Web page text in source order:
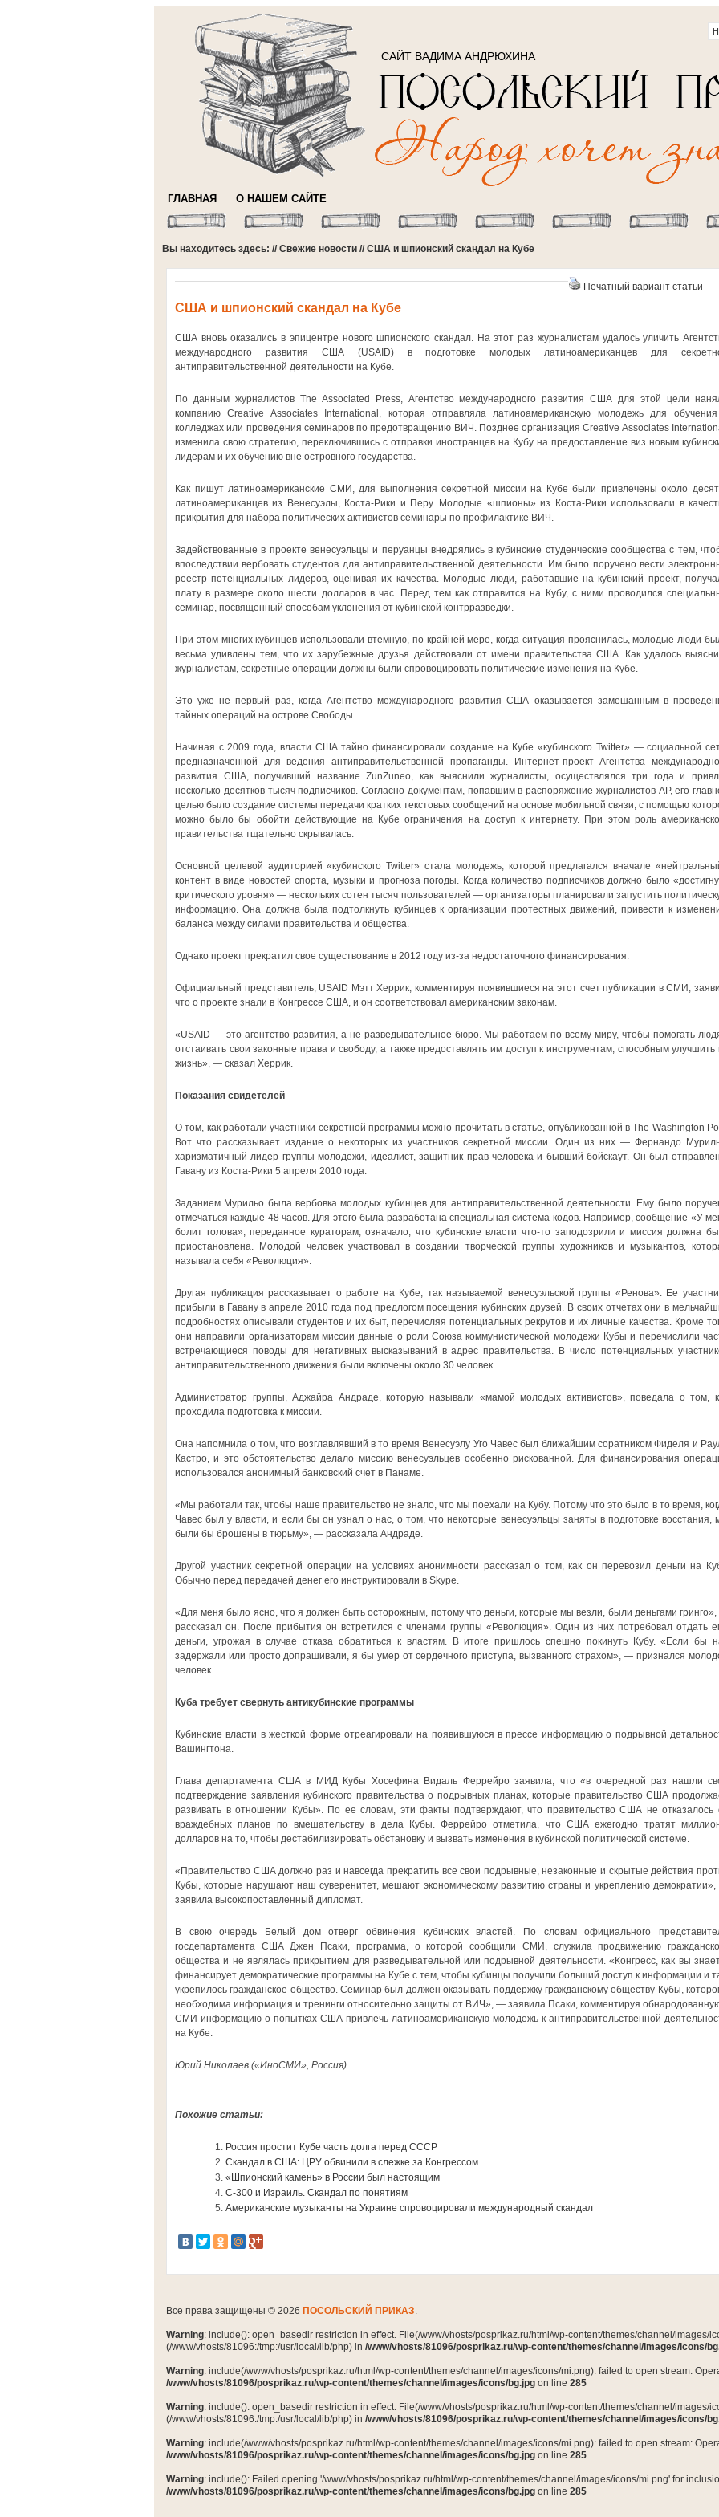
САЙТ ВАДИМА АНДРЮХИНА
ГЛАВНАЯ О НАШЕМ САЙТЕ
Вы находитесь здесь: //Свежие новости // США и шпионский скандал на Кубе
Печатный вариант статьи
США и шпионский скандал на Кубе
США вновь оказались в эпицентре нового шпионского скандал. На этот раз журналистам удалось уличить
международного развития США (USAID) в подготовке молодых латиноамериканцев для
антиправительственной деятельности на Кубе.
По данным журналистов The Associated Press, Агентство международного развития США для этой цели
компанию Creative Associates International, которая отправляла латиноамериканскую молодежь для
колледжах или проведения семинаров по предотвращению ВИЧ. Позднее организация Creative Associates
изменила свою стратегию, переключившись с отправки иностранцев на Кубу на предоставление виз новым
лидерам и их обучению вне островного государства.
Как пишут латиноамериканские СМИ, для выполнения секретной миссии на Кубе были привлечены около
латиноамериканцев из Венесуэлы, Коста-Рики и Перу. Молодые «шпионы» из Коста-Рики использовали в
прикрытия для набора политических активистов семинары по профилактике ВИЧ.
Задействованные в проекте венесуэльцы и перуанцы внедрялись в кубинские студенческие сообщества с тем,
впоследствии вербовать студентов для антиправительственной деятельности. Им было поручено вести
реестр потенциальных лидеров, оценивая их качества. Молодые люди, работавшие на кубинский проект,
плату в размере около шести долларов в час. Перед тем как отправится на Кубу, с ними проводился
семинар, посвященный способам уклонения от кубинской контрразведки.
При этом многих кубинцев использовали втемную, по крайней мере, когда ситуация прояснилась, молодые люди
весьма удивлены тем, что их зарубежные друзья действовали от имени правительства США. Как удалось
журналистам, секретные операции должны были спровоцировать политические изменения на Кубе.
Это уже не первый раз, когда Агентство международного развития США оказывается замешанным в
тайных операций на острове Свободы.
Начиная с 2009 года, власти США тайно финансировали создание на Кубе «кубинского Twitter» — социальной
предназначенной для ведения антиправительственной пропаганды. Интернет-проект Агентства
развития США, получивший название ZunZuneo, как выяснили журналисты, осуществлялся три года и
несколько десятков тысяч подписчиков. Согласно документам, попавшим в распоряжение журналистов AP, его
целью было создание системы передачи кратких текстовых сообщений на основе мобильной связи, с помощью
можно было бы обойти действующие на Кубе ограничения на доступ к интернету. При этом роль
правительства тщательно скрывалась.
Основной целевой аудиторией «кубинского Twitter» стала молодежь, которой предлагался вначале
контент в виде новостей спорта, музыки и прогноза погоды. Когда количество подписчиков должно было
критического уровня» — нескольких сотен тысяч пользователей — организаторы планировали запустить
информацию. Она должна была подтолкнуть кубинцев к организации протестных движений, привести к
баланса между силами правительства и общества.
Однако проект прекратил свое существование в 2012 году из-за недостаточного финансирования.
Официальный представитель, USAID Мэтт Херрик, комментируя появившиеся на этот счет публикации в СМИ,
что о проекте знали в Конгрессе США, и он соответствовал американским законам.
«USAID — это агентство развития, а не разведывательное бюро. Мы работаем по всему миру, чтобы помогать
отстаивать свои законные права и свободу, а также предоставлять им доступ к инструментам, способным улучшить
жизнь», — сказал Херрик.
Показания свидетелей
О том, как работали участники секретной программы можно прочитать в статье, опубликованной в The Washington
Вот что рассказывает издание о некоторых из участников секретной миссии. Один из них — Фернандо
харизматичный лидер группы молодежи, идеалист, защитник прав человека и бывший бойскаут. Он был
Гавану из Коста-Рики 5 апреля 2010 года.
Заданием Мурильо была вербовка молодых кубинцев для антиправительственной деятельности. Ему было
отмечаться каждые 48 часов. Для этого была разработана специальная система кодов. Например, сообщение «У
болит голова», переданное кураторам, означало, что кубинские власти что-то заподозрили и миссия должна
приостановлена. Молодой человек участвовал в создании творческой группы художников и музыкантов,
называла себя «Революция».
Другая публикация рассказывает о работе на Кубе, так называемой венесуэльской группы «Ренова». Ее
прибыли в Гавану в апреле 2010 года под предлогом посещения кубинских друзей. В своих отчетах они в
подробностях описывали студентов и их быт, перечисляя потенциальных рекрутов и их личные качества. Кроме
они направили организаторам миссии данные о роли Союза коммунистической молодежи Кубы и перечислили
встречающиеся поводы для негативных высказываний в адрес правительства. В число потенциальных
антиправительственного движения были включены около 30 человек.
Администратор группы, Аджайра Андраде, которую называли «мамой молодых активистов», поведала о том,
проходила подготовка к миссии.
Она напомнила о том, что возглавлявший в то время Венесуэлу Уго Чавес был ближайшим соратником Фиделя и
Кастро, и это обстоятельство делало миссию венесуэльцев особенно рискованной. Для финансирования
использовался анонимный банковский счет в Панаме.
«Мы работали так, чтобы наше правительство не знало, что мы поехали на Кубу. Потому что это было в то время,
Чавес был у власти, и если бы он узнал о нас, о том, что некоторые венесуэльцы заняты в подготовке восстания,
были бы брошены в тюрьму», — рассказала Андраде.
Другой участник секретной операции на условиях анонимности рассказал о том, как он перевозил деньги на
Обычно перед передачей денег его инструктировали в Skype.
«Для меня было ясно, что я должен быть осторожным, потому что деньги, которые мы везли, были деньгами
рассказал он. После прибытия он встретился с членами группы «Революция». Один из них потребовал отдать
деньги, угрожая в случае отказа обратиться к властям. В итоге пришлось спешно покинуть Кубу. «Если бы
задержали или просто допрашивали, я бы умер от сердечного приступа, вызванного страхом», — признался
человек.
Куба требует свернуть антикубинские программы
Кубинские власти в жесткой форме отреагировали на появившуюся в прессе информацию о подрывной
Вашингтона.
Глава департамента США в МИД Кубы Хосефина Видаль Феррейро заявила, что «в очередной раз нашли
подтверждение заявления кубинского правительства о подрывных планах, которые правительство США
развивать в отношении Кубы». По ее словам, эти факты подтверждают, что правительство США не отказалось
враждебных планов по вмешательству в дела Кубы. Феррейро отметила, что США ежегодно тратят
долларов на то, чтобы дестабилизировать обстановку и вызвать изменения в кубинской политической системе.
«Правительство США должно раз и навсегда прекратить все свои подрывные, незаконные и скрытые действия
Кубы, которые нарушают наш суверенитет, мешают экономическому развитию страны и укреплению
заявила высокопоставленный дипломат.
В свою очередь Белый дом отверг обвинения кубинских властей. По словам официального
госдепартамента США Джен Псаки, программа, о которой сообщили СМИ, служила продвижению
общества и не являлась прикрытием для разведывательной или подрывной деятельности. «Конгресс, как вы
финансирует демократические программы на Кубе с тем, чтобы кубинцы получили больший доступ к информации и
укрепилось гражданское общество. Семинар был должен оказывать поддержку гражданскому обществу Кубы,
необходима информация и тренинги относительно защиты от ВИЧ», — заявила Псаки, комментируя
СМИ информацию о попытках США привлечь латиноамериканскую молодежь к антиправительственной
на Кубе.
Юрий Николаев («ИноСМИ», Россия)
Похожие статьи:
Россия простит Кубе часть долга перед СССР
Скандал в США: ЦРУ обвинили в слежке за Конгрессом
«Шпионский камень» в России был настоящим
С-300 и Израиль. Скандал по понятиям
Американские музыканты на Украине спровоцировали международный скандал
Все права защищены © 2026 ПОСОЛЬСКИЙ ПРИКАЗ.
Warning: include(): open_basedir restriction in effect. File(/www/vhosts/posprikaz.ru/html/wp-content/themes/channel/images/
(/www/vhosts/81096:/tmp:/usr/local/lib/php) in /www/vhosts/81096/posprikaz.ru/wp-content/themes/channel/images/icons/
Warning: include(/www/vhosts/posprikaz.ru/html/wp-content/themes/channel/images/icons/mi.png): failed to open stream:
/www/vhosts/81096/posprikaz.ru/wp-content/themes/channel/images/icons/bg.jpg on line 285
Warning: include(): open_basedir restriction in effect. File(/www/vhosts/posprikaz.ru/html/wp-content/themes/channel/images/
(/www/vhosts/81096:/tmp:/usr/local/lib/php) in /www/vhosts/81096/posprikaz.ru/wp-content/themes/channel/images/icons/
Warning: include(/www/vhosts/posprikaz.ru/html/wp-content/themes/channel/images/icons/mi.png): failed to open stream:
/www/vhosts/81096/posprikaz.ru/wp-content/themes/channel/images/icons/bg.jpg on line 285
Warning: include(): Failed opening '/www/vhosts/posprikaz.ru/html/wp-content/themes/channel/images/icons/mi.png' for
/www/vhosts/81096/posprikaz.ru/wp-content/themes/channel/images/icons/bg.jpg on line 285